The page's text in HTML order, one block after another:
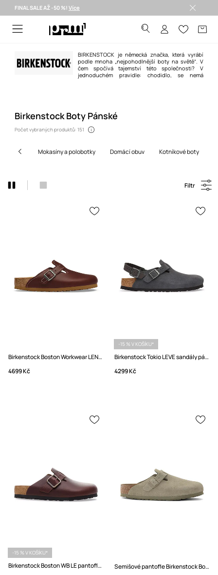
FINAL SALE AŽ -50 %! Více
BIRKENSTOCK je německá značka, která vyrábí
podle mnoha „nejpohodlnější boty na světě“. V
čem spočívá tajemství této společnosti? V
jednoduchém pravidle: chodidlo, se nemá
Birkenstock Boty Pánské
Počet vybraných produktů: 151
mokasíny a polobotky domácí obuv kotníkové boty
Filtr
Birkenstock Boston Workwear LENA pantofle nazouváky pánské kožené
4699 Kč
-15 % V KOŠÍKU*
Birkenstock Tokio LEVE sandály pánské semišové
4299 Kč
-15 % V KOŠÍKU*
Birkenstock Boston WB LE pantofle nazouváky pánské kožené
Semišové pantofle Birkenstock Boston